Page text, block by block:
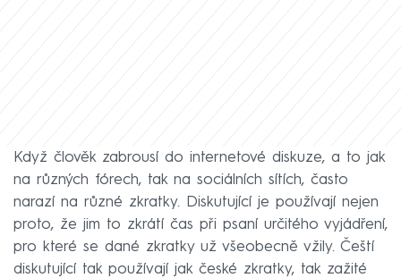
Když člověk zabrousí do internetové diskuze, a to jak
na různých fórech, tak na sociálních sítích, často
narazí na různé zkratky. Diskutující je používají nejen
proto, že jim to zkrátí čas při psaní určitého vyjádření,
pro které se dané zkratky už všeobecně vžily. Čeští
diskutující tak používají jak české zkratky, tak zažité